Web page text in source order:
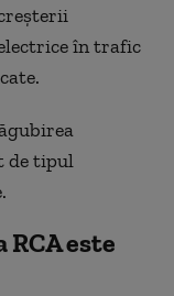
în trafic
de tipul
este